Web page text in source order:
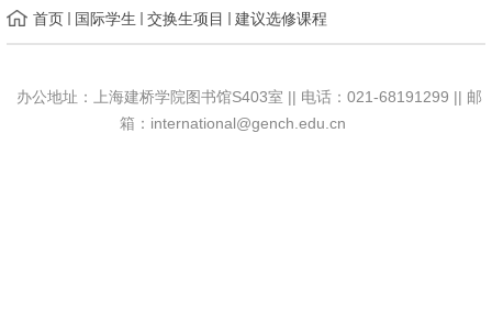
首页 国际学生 交换生项目 建议选修课程
办公地址：上海建桥学院图书馆S403室 || 电话：021-68191299 || 邮
箱：international@gench.edu.cn